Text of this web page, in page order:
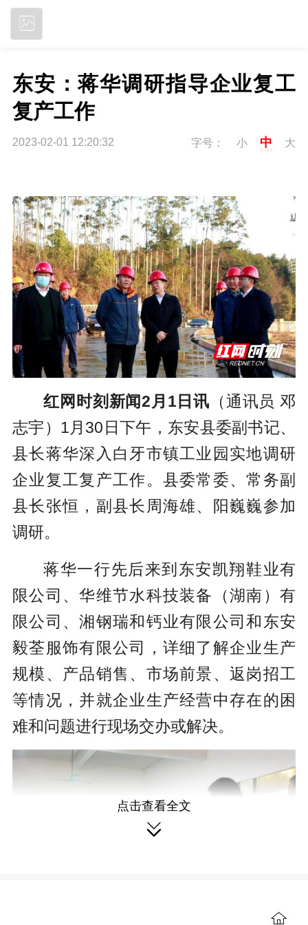
东安：蒋华调研指导企业复工
复产工作
2023-02-01 12:20:32 字号： 小 中 大
红网时刻新闻2月1日讯 （通讯员 邓
志宇）1月30日下午，东安县委副书记、
县长蒋华深入白牙市镇工业园实地调研
企业复工复产工作。县委常委、常务副
县长张恒，副县长周海雄、阳巍巍参加
调研。
蒋华一行先后来到东安凯翔鞋业有
限公司、华维节水科技装备（湖南）有
限公司、湘钢瑞和钙业有限公司和东安
毅荃服饰有限公司，详细了解企业生产
规模、产品销售、市场前景、返岗招工
等情况，并就企业生产经营中存在的困
难和问题进行现场交办或解决。
点击查看全文
